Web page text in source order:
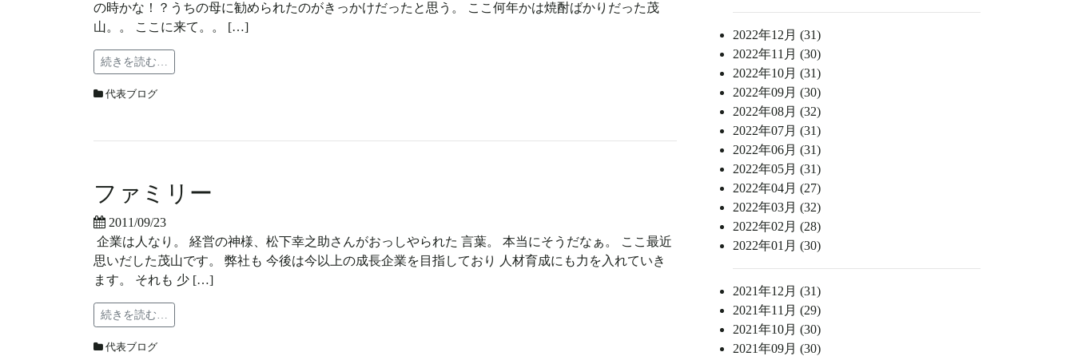
の時かな！？うちの母に勧められたのがきっかけだったと思う。 ここ何年かは焼酎ばかりだった茂
山。。 ここに来て。。 […]
続きを読む…
代表ブログ
ファミリー
2011/09/23
企業は人なり。 経営の神様、松下幸之助さんがおっしやられた 言葉。 本当にそうだなぁ。 ここ最近
思いだした茂山です。 弊社も 今後は今以上の成長企業を目指しており 人材育成にも力を入れていき
ます。 それも 少 […]
続きを読む…
代表ブログ
2022年12月 (31)
2022年11月 (30)
2022年10月 (31)
2022年09月 (30)
2022年08月 (32)
2022年07月 (31)
2022年06月 (31)
2022年05月 (31)
2022年04月 (27)
2022年03月 (32)
2022年02月 (28)
2022年01月 (30)
2021年12月 (31)
2021年11月 (29)
2021年10月 (30)
2021年09月 (30)